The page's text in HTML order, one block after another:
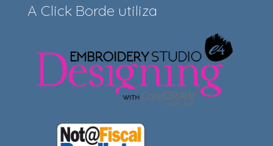
A Click Borde utiliza